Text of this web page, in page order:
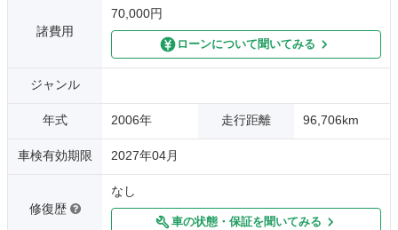
諸費用
70,000円
ローンについて聞いてみる
ジャンル
年式 2006年 走行距離 96,706km
車検有効期限 2027年04月
修復歴
なし
車の状態・保証を聞いてみる